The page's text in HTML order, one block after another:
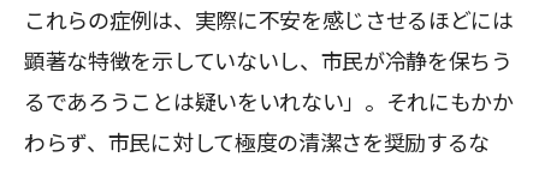
これらの症例は、実際に不安を感じさせるほどには
顕著な特徴を示していないし、市民が冷静を保ちう
るであろうことは疑いをいれない」。それにもかか
わらず、市民に対して極度の清潔さを奨励するな